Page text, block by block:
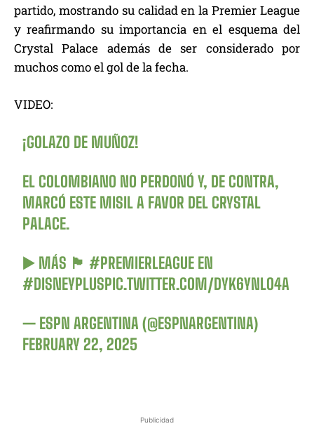
Publicidad
partido, mostrando su calidad en la Premier League
y reafirmando su importancia en el esquema del
Crystal Palace además de ser considerado por
muchos como el gol de la fecha.
VIDEO:
¡GOLAZO DE MUÑOZ!
EL COLOMBIANO NO PERDONÓ Y, DE CONTRA,
MARCÓ ESTE MISIL A FAVOR DEL CRYSTAL
PALACE.
▶️ MÁS 🏴󠁧󠁢󠁥󠁮󠁧󠁿#PREMIERLEAGUE EN
#DISNEYPLUSPIC.TWITTER.COM/DYK6YNLO4A
— ESPN ARGENTINA (@ESPNARGENTINA)
FEBRUARY 22, 2025